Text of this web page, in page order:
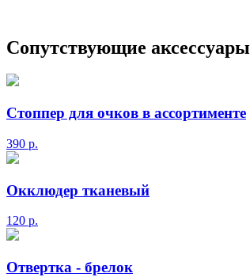
Сопутствующие аксессуары
Стоппер для очков в ассортименте
390 р.
Окклюдер тканевый
120 р.
Отвертка - брелок